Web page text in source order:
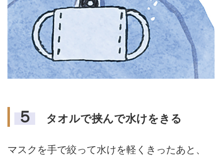
５ タオルで挟んで水けをきる
マスクを手で絞って水けを軽くきったあと、